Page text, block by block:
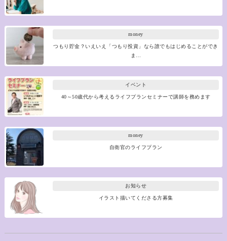
money
つもり貯金？いえいえ「つもり投資」なら誰でもはじめることができ
ま…
イベント
40～50歳代から考えるライフプランセミナーで講師を務めます
money
自衛官のライフプラン
お知らせ
イラスト描いてくださる方募集